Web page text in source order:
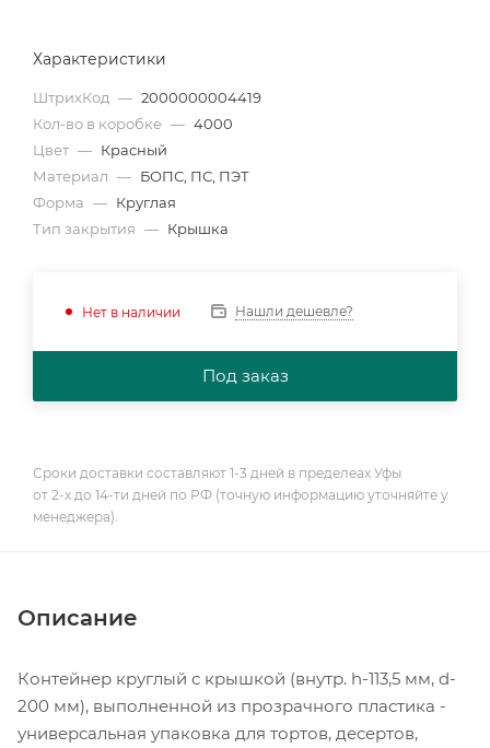
Характеристики
ШтрихКод — 2000000004419
Кол-во в коробке — 4000
Цвет — Красный
Материал — БОПС, ПС, ПЭТ
Форма — Круглая
Тип закрытия — Крышка
Нет в наличии Нашли дешевле?
Под заказ
Сроки доставки составляют 1-3 дней в пределеах Уфы
от 2-х до 14-ти дней по РФ (точную информацию уточняйте у
менеджера).
Описание
Контейнер круглый с крышкой (внутр. h-113,5 мм, d-
200 мм), выполненной из прозрачного пластика -
универсальная упаковка для тортов, десертов,